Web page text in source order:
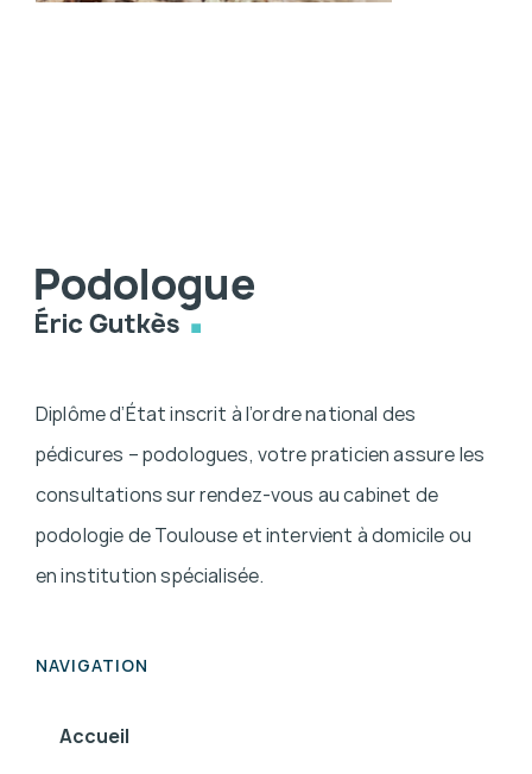
Diplôme d’État inscrit à l’ordre national des
pédicures – podologues, votre praticien assure les
consultations sur rendez-vous au cabinet de
podologie de Toulouse et intervient à domicile ou
en institution spécialisée.
NAVIGATION
Accueil